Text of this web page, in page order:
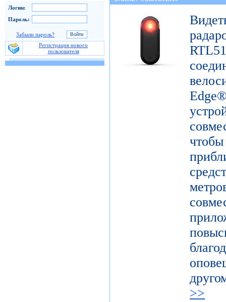
Логин:
Пароль:
Забыли пароль?
Регистрация нового
пользователя
>>